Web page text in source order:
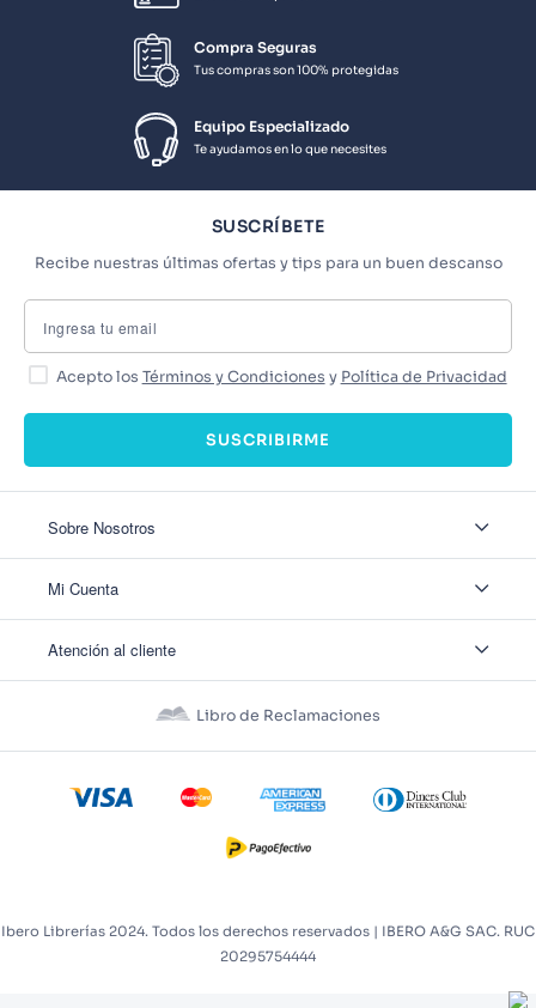
Compra Seguras
Tus compras son 100% protegidas
Equipo Especializado
Te ayudamos en lo que necesites
SUSCRÍBETE
Recibe nuestras últimas ofertas y tips para un buen descanso
Acepto los Términos y Condiciones y Política de Privacidad
SUSCRIBIRME
Sobre Nosotros
Nuestas tiendas
Mi Cuenta
Ver mis Pedidos
Recuperar Contraseña
Atención al cliente
Políticas de Privacidad
Políticas de Cookies
Términos y Condiciones Promos
Libro de Reclamaciones
Ibero Librerías 2024. Todos los derechos reservados | IBERO A&G SAC. RUC
20295754444